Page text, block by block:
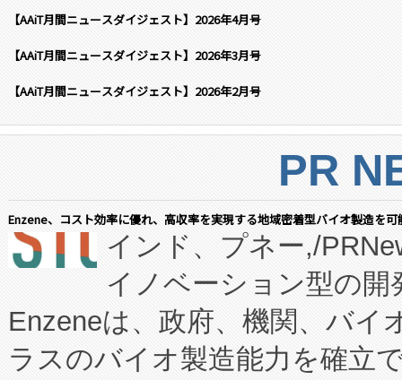
【AAiT月間ニュースダイジェスト】2026年4月号
【AAiT月間ニュースダイジェスト】2026年3月号
【AAiT月間ニュースダイジェスト】2026年2月号
PR
Enzene、コスト効率に優れ、高収率を実現する地域密着型バイオ製造を
インド、プネー,/
イノベーション型の
Enzeneは、政府、機関、バイ
ラスのバイオ製造能力を確立